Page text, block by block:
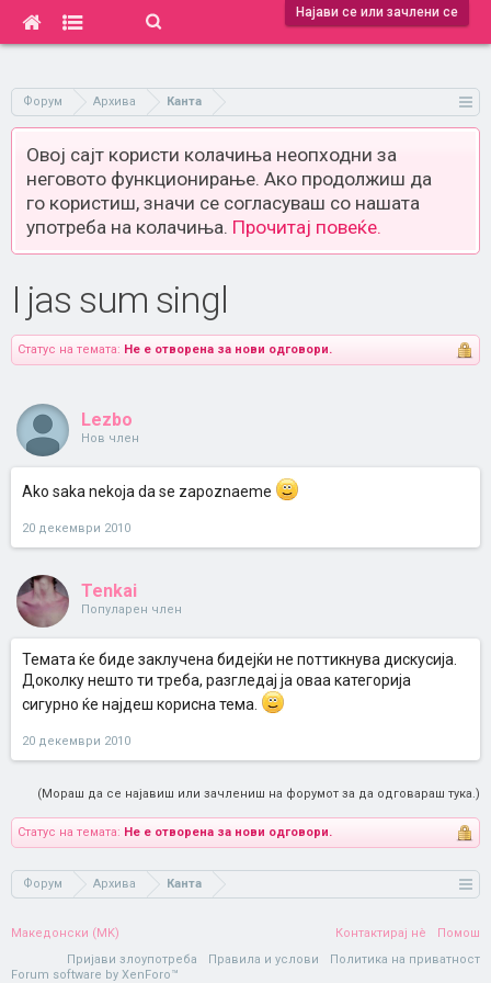
Најави се или зачлени се
Форум Архива Канта
Овој сајт користи колачиња неопходни за
неговото функционирање. Ако продолжиш да
го користиш, значи се согласуваш со нашата
употреба на колачиња. Прочитај повеќе.
I jas sum singl
Статус на темата: Не е отворена за нови одговори.
Lezbo
Нов член
Ako saka nekoja da se zapoznaeme
20 декември 2010
Tenkai
Популарен член
Темата ќе биде заклучена бидејќи не поттикнува дискусија.
Доколку нешто ти треба, разгледај ја оваа категорија
сигурно ќе најдеш корисна тема.
20 декември 2010
(Мораш да се најавиш или зачлениш на форумот за да одговараш тука.)
Статус на темата: Не е отворена за нови одговори.
Форум Архива Канта
Македонски (MK) Контактирај нè
Помош
Пријави злоупотреба
Правила и услови
Политика на приватност
Forum software by XenForo™